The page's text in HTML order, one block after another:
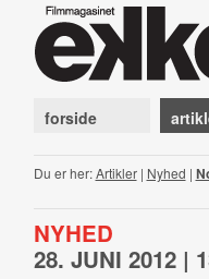
forside
Du er her:Artikler| Nyhed |
NYHED
28. JUNI 2012 |